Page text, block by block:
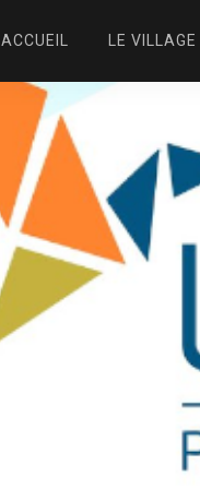
ACCUEIL LE VILLAGE